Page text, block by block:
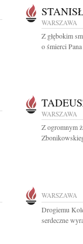
WARSZAWA
Z głębokim
o śmierci
WARSZAWA
Z ogromnym
WARSZAWA
Drogiemu
serdeczne